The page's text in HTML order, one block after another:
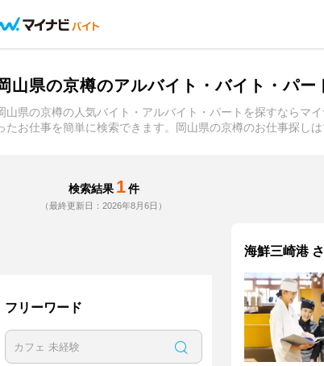
山県の京樽のアルバイト・バイト・パー
山県の京樽の人気バイト・アルバイト・パートを探すならマ
たお仕事を簡単に検索できます。岡山県の京樽のお仕事探し
検索結果 1 件
（最終更新日：2026年8月6日）
フリーワード
海鮮三崎港